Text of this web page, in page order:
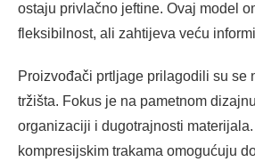
ostaju privlačno jeftine. Ovaj model
fleksibilnost, ali zahtijeva veću
Proizvođači prtljage prilagodili su se
tržišta. Fokus je na pametnom
organizaciji i dugotrajnosti
kompresijskim trakama omogućuju